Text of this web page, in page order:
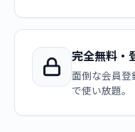
完全無料・
面倒な会員
で使い放題。